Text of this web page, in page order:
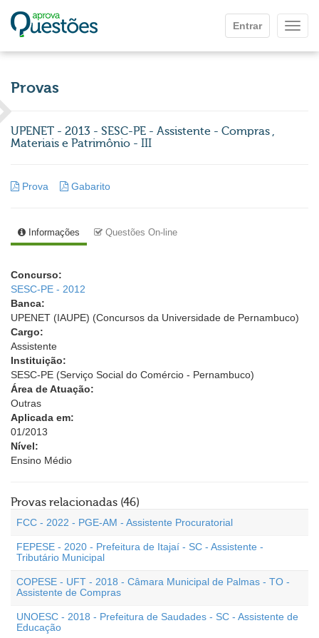
Entrar
Provas
UPENET - 2013 - SESC-PE - Assistente - Compras ,
Materiais e Patrimônio - III
Prova Gabarito
Informações Questões On-line
Concurso:
SESC-PE - 2012
Banca:
UPENET (IAUPE) (Concursos da Universidade de Pernambuco)
Cargo:
Assistente
Instituição:
SESC-PE (Serviço Social do Comércio - Pernambuco)
Área de Atuação:
Outras
Aplicada em:
01/2013
Nível:
Ensino Médio
Provas relacionadas (46)
FCC - 2022 - PGE-AM - Assistente Procuratorial
FEPESE - 2020 - Prefeitura de Itajaí - SC - Assistente -
Tributário Municipal
COPESE - UFT - 2018 - Câmara Municipal de Palmas - TO -
Assistente de Compras
UNOESC - 2018 - Prefeitura de Saudades - SC - Assistente de
Educação